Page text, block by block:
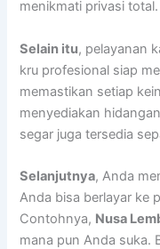
menikmati privasi
Selain itu, pelayanan
kru profesional siap
memastikan setiap
menyediakan
segar juga tersedia
Selanjutnya, Anda
Anda bisa berlayar ke
Contohnya, Nusa
mana pun Anda suka.